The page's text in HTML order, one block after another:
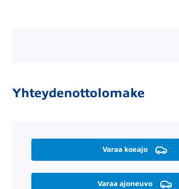
Yhteydenottolomake
Varaa koeajo
Varaa ajoneuvo